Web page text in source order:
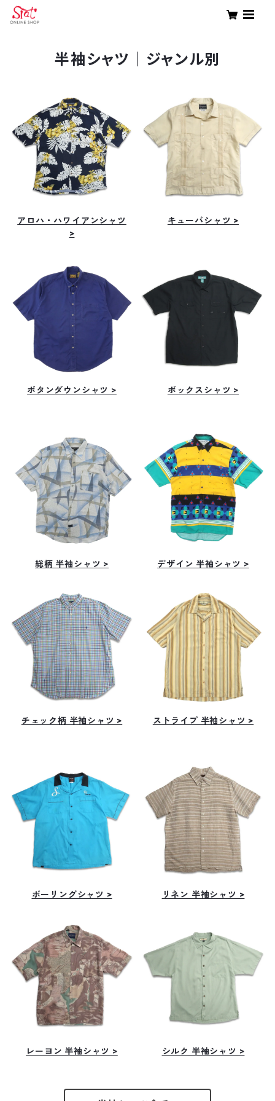
半袖シャツ｜ジャンル別
アロハ・ハワイアンシャツ
>
キューバシャツ >
ボタンダウンシャツ > ボックスシャツ >
総柄 半袖シャツ > デザイン 半袖シャツ >
チェック柄 半袖シャツ > ストライプ 半袖シャツ >
ボーリングシャツ > リネン 半袖シャツ >
レーヨン 半袖シャツ > シルク 半袖シャツ >